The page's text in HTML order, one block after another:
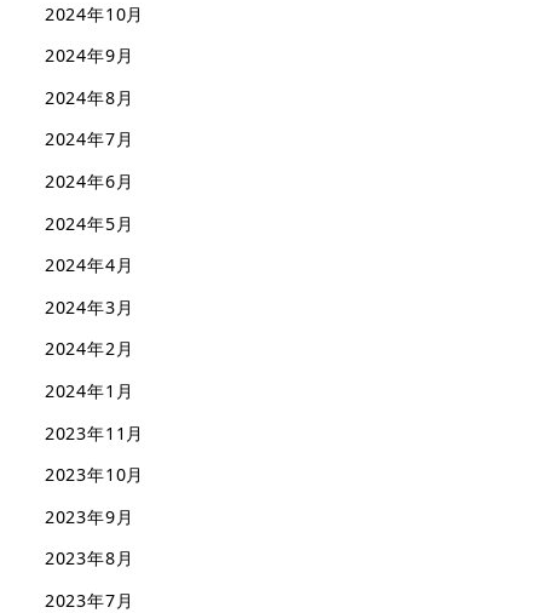
2024年10月
2024年9月
2024年8月
2024年7月
2024年6月
2024年5月
2024年4月
2024年3月
2024年2月
2024年1月
2023年11月
2023年10月
2023年9月
2023年8月
2023年7月